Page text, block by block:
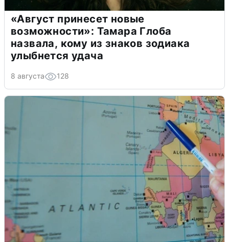
«Август принесет новые
возможности»: Тамара Глоба
назвала, кому из знаков зодиака
улыбнется удача
8 августа 128